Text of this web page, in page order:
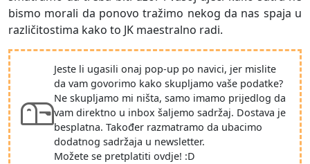
bismo morali da ponovo tražimo nekog da nas spaja u
različitostima kako to JK maestralno radi.
Jeste li ugasili onaj pop-up po navici, jer mislite
da vam govorimo kako skupljamo vaše podatke?
Ne skupljamo mi ništa, samo imamo prijedlog da
vam direktno u inbox šaljemo sadržaj. Dostava je
besplatna. Također razmatramo da ubacimo
dodatnog sadržaja u newsletter.
Možete se pretplatiti ovdje! :D